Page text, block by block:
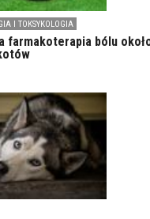
I TOKSYKOLOGIA
farmakoterapia bólu